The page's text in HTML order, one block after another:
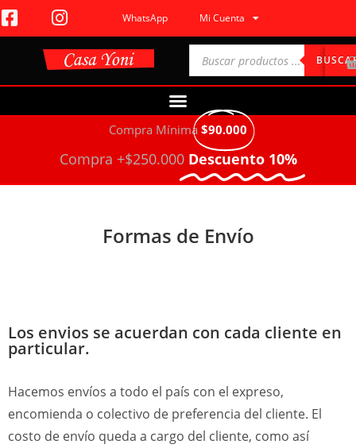
WhatsApp Mi Cuenta
Compra Mínima $90.000
Compra +$250.000 Descuento 10%
Formas de Envío
Los envios se acuerdan con cada cliente en
particular.
Hacemos envíos a todo el país con el expreso,
encomienda o colectivo de preferencia del cliente. El
costo de envío queda a cargo del cliente, como así